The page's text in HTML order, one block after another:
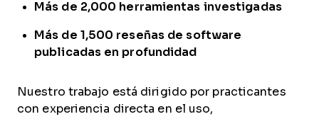
Más de 2,000 herramientas investigadas
Más de 1,500 reseñas de software
publicadas en profundidad
Nuestro trabajo está dirigido por practicantes
con experiencia directa en el uso,